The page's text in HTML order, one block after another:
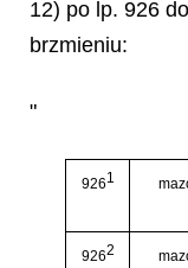
12) po lp. 926
brzmieniu:
"
9261
9262